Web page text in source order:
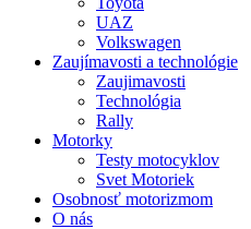
UAZ
Volkswagen
Zaujímavosti a technológie
Zaujimavosti
Technológia
Rally
Motorky
Testy motocyklov
Svet Motoriek
Osobnosť motorizmom
O nás